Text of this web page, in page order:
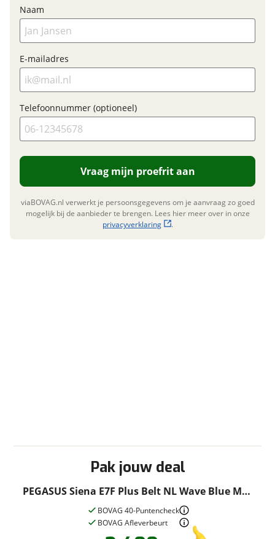
Garanties
BOVAG Garantie
toepassing
Fabrieksgarantie
Nieuwe accu
Inbegrepen
Meerprijs:
€ 0,-
Wat is een nieuwe accu?
Pak jouw deal
PEGASUS Siena E7F Plus Belt NL Wave Blue Mat
28" 55cm 2021
BOVAG 40-Puntencheck
BOVAG Afleverbeurt
Naam
E-mailadres
Telefoonnummer (optioneel)
Vraag mijn proefrit aan
viaBOVAG.nl verwerkt je persoonsgegevens om je aanvraag zo goed
mogelijk bij de aanbieder te brengen. Lees hier meer over in onze
privacyverklaring
.